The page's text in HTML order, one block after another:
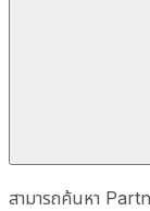
สามารถค้นหา